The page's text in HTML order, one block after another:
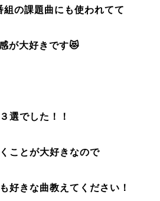
組の課題曲にも使われてて
が大好きです😻
選でした！！
ことが大好きなので
好きな曲教えてください！